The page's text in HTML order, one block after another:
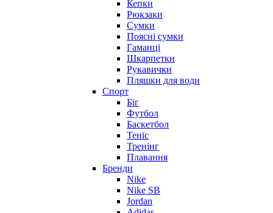
Кепки
Рюкзаки
Сумки
Поясні сумки
Гаманці
Шкарпетки
Рукавички
Пляшки для води
Спорт
Біг
Футбол
Баскетбол
Теніс
Тренінг
Плавання
Бренди
Nike
Nike SB
Jordan